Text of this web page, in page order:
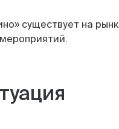
существует на